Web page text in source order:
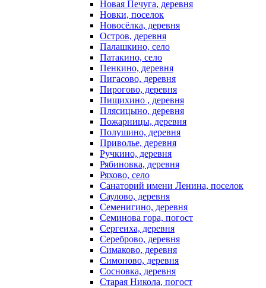
Новая Печуга, деревня
Новки, поселок
Новосёлка, деревня
Остров, деревня
Палашкино, село
Патакино, село
Пенкино, деревня
Пигасово, деревня
Пирогово, деревня
Пищихино , деревня
Плясицыно, деревня
Пожарницы, деревня
Полушино, деревня
Приволье, деревня
Ручкино, деревня
Рябиновка, деревня
Ряхово, село
Санаторий имени Ленина, поселок
Саулово, деревня
Семенигино, деревня
Семинова гора, погост
Сергеиха, деревня
Сереброво, деревня
Симаково, деревня
Симоново, деревня
Сосновка, деревня
Старая Никола, погост